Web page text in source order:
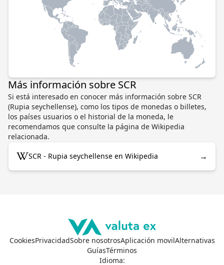
Más información sobre SCR
Si está interesado en conocer más información sobre SCR
(Rupia seychellense), como los tipos de monedas o billetes,
los países usuarios o el historial de la moneda, le
recomendamos que consulte la página de Wikipedia
relacionada.
SCR - Rupia seychellense en Wikipedia →
CookiesPrivacidadSobre nosotrosAplicación movilAlternativas
GuíasTérminos
Idioma: